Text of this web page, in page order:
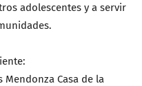
adolescentes y a servir
Mendonza Casa de la